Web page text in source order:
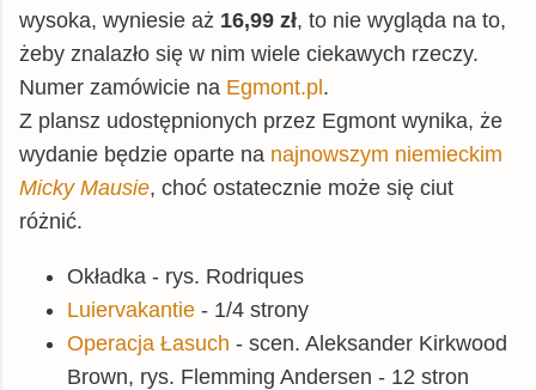
wysoka, wyniesie aż 16,99 zł, to nie wygląda na to,
żeby znalazło się w nim wiele ciekawych rzeczy.
Numer zamówicie na Egmont.pl.
Z plansz udostępnionych przez Egmont wynika, że
wydanie będzie oparte na najnowszym niemieckim
Micky Mausie, choć ostatecznie może się ciut
różnić.
Okładka - rys. Rodriques
Luiervakantie - 1/4 strony
Operacja Łasuch - scen. Aleksander Kirkwood
Brown, rys. Flemming Andersen - 12 stron